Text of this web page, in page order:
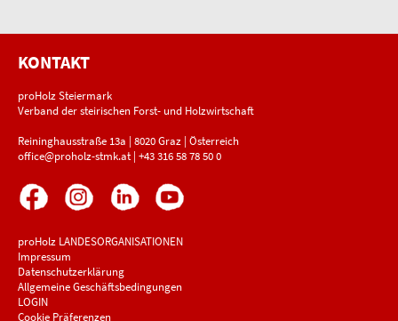
KONTAKT
proHolz Steiermark
Verband der steirischen Forst- und Holzwirtschaft
Reininghausstraße 13a | 8020 Graz | Österreich
office@proholz-stmk.at| +43 316 58 78 50 0
proHolz LANDESORGANISATIONEN
Impressum
Datenschutzerklärung
Allgemeine Geschäftsbedingungen
LOGIN
Cookie Präferenzen